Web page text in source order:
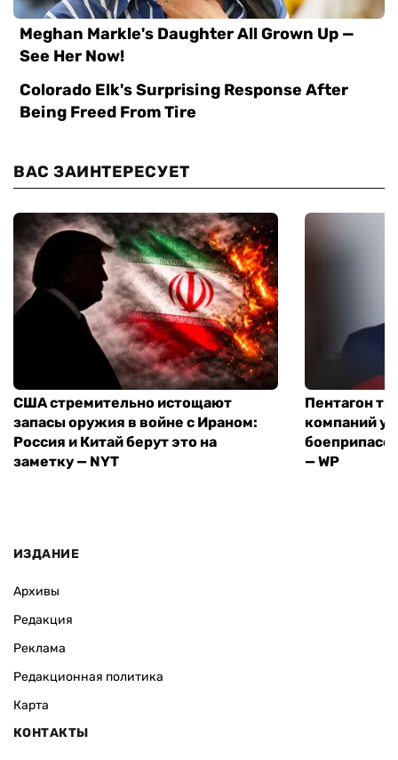
ВАС ЗАИНТЕРЕСУЕТ
США стремительно истощают
запасы оружия в войне с Ираном:
Россия и Китай берут это на
заметку — NYT
Пентагон
компаний
— WP
ИЗДАНИЕ
Архивы
Редакция
Реклама
Редакционная политика
Карта
КОНТАКТЫ